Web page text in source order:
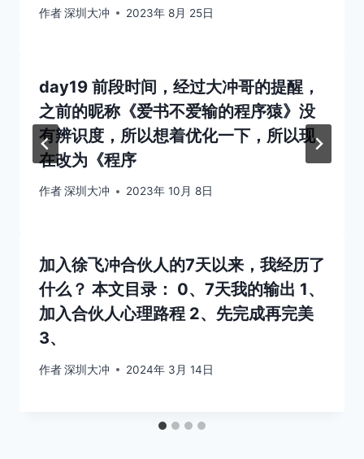
作者深圳大冲 2023年 8月 25日
day19 前段时间，经过大冲哥的提醒，
之前的昵称《爱书不爱输的程序猿》没
有辨识度，所以想着优化一下，所以现
在改为《程序
作者深圳大冲 2023年 10月 8日
加入徐飞冲合伙人的7天以来，我经历了
什么？ 本文目录： 0、7天我的输出 1、
加入合伙人心理路程 2、先完成再完美
3、
作者深圳大冲 2024年 3月 14日